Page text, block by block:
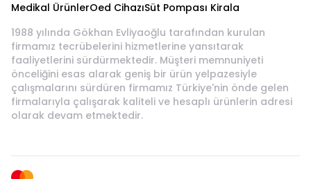
Medikal ÜrünlerOed CihazıSüt Pompası Kirala
1988 yılında Gökhan Evliyaoğlu tarafından kurulan
firmamız tecrübelerini hizmetlerine yansıtarak
faaliyetlerini sürdürmektedir. Müşteri memnuniyeti
önceliğini esas alarak geniş bir ürün yelpazesiyle
çalışmalarını sürdüren firmamız Türkiye'nin önde gelen
firmalarıyla çalışarak kaliteli ve hesaplı ürünlerin adresi
olarak devam etmektedir.